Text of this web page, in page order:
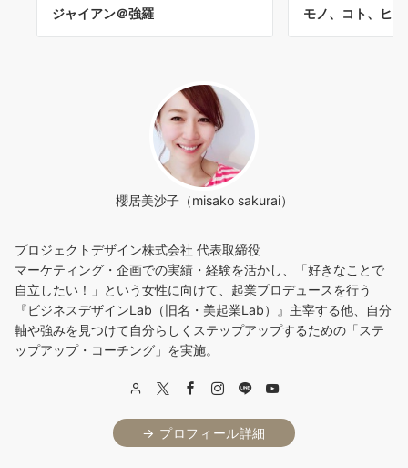
ジャイアン＠強羅 モノ、コト、ヒト
櫻居美沙子（misako sakurai）
プロジェクトデザイン株式会社 代表取締役
マーケティング・企画での実績・経験を活かし、「好きなことで
自立したい！」という女性に向けて、起業プロデュースを行う
『ビジネスデザインLab（旧名・美起業Lab）』主宰する他、自分
軸や強みを見つけて自分らしくステップアップするための「ステ
ップアップ・コーチング」を実施。
→ プロフィール詳細